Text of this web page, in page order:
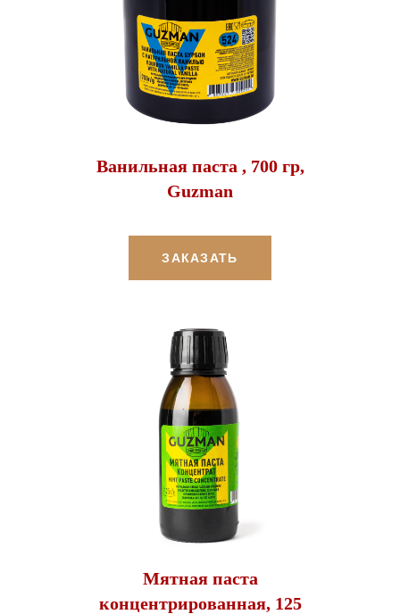
Ванильная паста , 700 гр,
Guzman
ЗАКАЗАТЬ
Мятная паста
концентрированная, 125